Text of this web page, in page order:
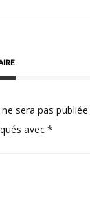
sera pas publiée.
avec *